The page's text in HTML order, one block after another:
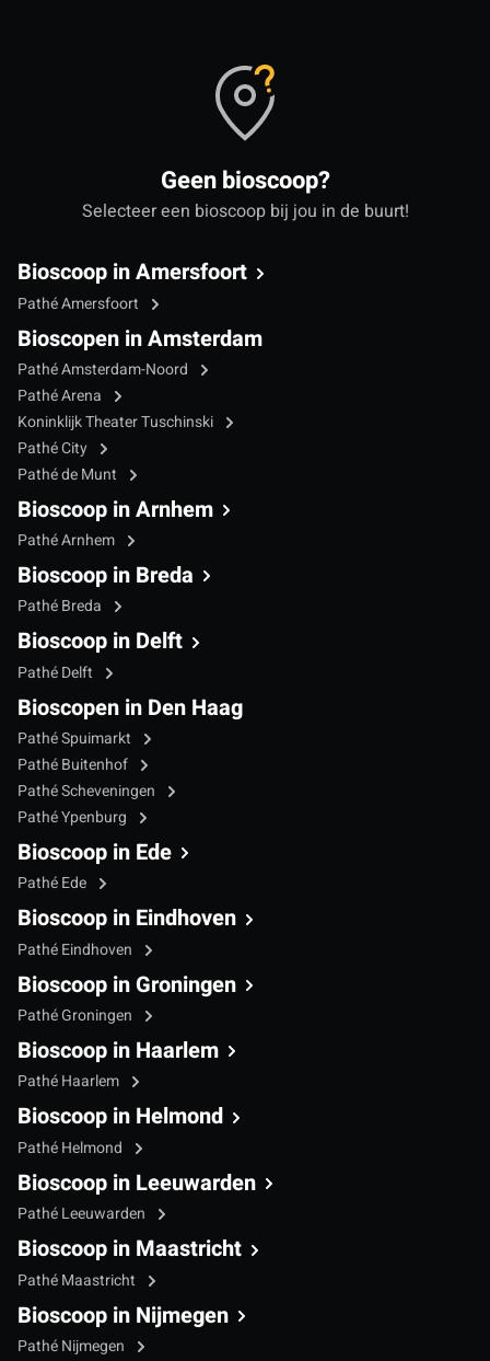
Geen bioscoop?
Selecteer een bioscoop bij jou in de buurt!
Bioscoop in Amersfoort
Pathé Amersfoort
Bioscopen in Amsterdam
Pathé Amsterdam-Noord
Pathé Arena
Koninklijk Theater Tuschinski
Pathé City
Pathé de Munt
Bioscoop in Arnhem
Pathé Arnhem
Bioscoop in Breda
Pathé Breda
Bioscoop in Delft
Pathé Delft
Bioscopen in Den Haag
Pathé Spuimarkt
Pathé Buitenhof
Pathé Scheveningen
Pathé Ypenburg
Bioscoop in Ede
Pathé Ede
Bioscoop in Eindhoven
Pathé Eindhoven
Bioscoop in Groningen
Pathé Groningen
Bioscoop in Haarlem
Pathé Haarlem
Bioscoop in Helmond
Pathé Helmond
Bioscoop in Leeuwarden
Pathé Leeuwarden
Bioscoop in Maastricht
Pathé Maastricht
Bioscoop in Nijmegen
Pathé Nijmegen